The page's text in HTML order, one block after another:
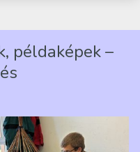
példaképek –